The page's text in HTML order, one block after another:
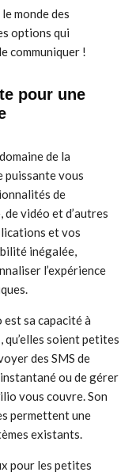
monde des
options qui
communiquer !
pour une
de la
puissante vous
de
de vidéo et d’autres
et vos
inégalée,
l’expérience
est sa capacité à
qu’elles soient petites
des SMS de
ou de gérer
vous couvre. Son
permettent une
existants.
pour les petites